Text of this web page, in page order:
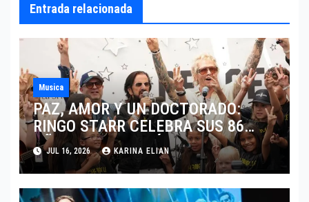
Entrada relacionada
Musica
PAZ, AMOR Y UN DOCTORADO:
RINGO STARR CELEBRA SUS 86
AÑOS CON LOS MÁXIMOS
HONORES DE LIVERPOOL
JUL 16, 2026 KARINA ELIAN